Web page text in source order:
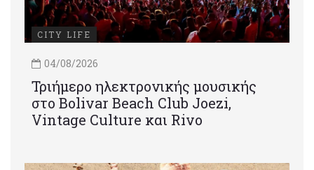
CITY LIFE
04/08/2026
Τριήμερο ηλεκτρονικής μουσικής
στο Bolivar Beach Club Joezi,
Vintage Culture και Rivo